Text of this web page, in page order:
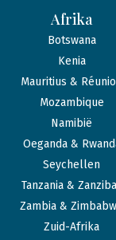
Afrika
Botswana
Kenia
Mauritius &
Mozambique
Namibië
Oeganda &
Seychellen
Tanzania &
Zambia &
Zuid-Afrika